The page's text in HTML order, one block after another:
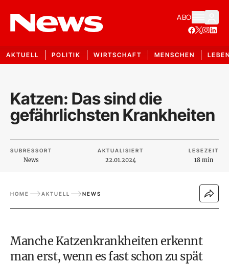
ABO
AKTUELL POLITIK WIRTSCHAFT MENSCHEN
Katzen: Das sind die
gefährlichsten Krankheiten
SUBRESSORT
News
AKTUALISIERT
22.01.2024
LESEZEIT
18 min
HOME AKTUELL NEWS
Manche Katzenkrankheiten erkennt
man erst, wenn es fast schon zu spät